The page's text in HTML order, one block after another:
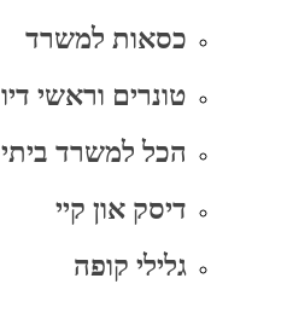
כסאות למשרד
טונרים וראשי דיו
הכל למשרד ביתי
דיסק און קיי
גלילי קופה